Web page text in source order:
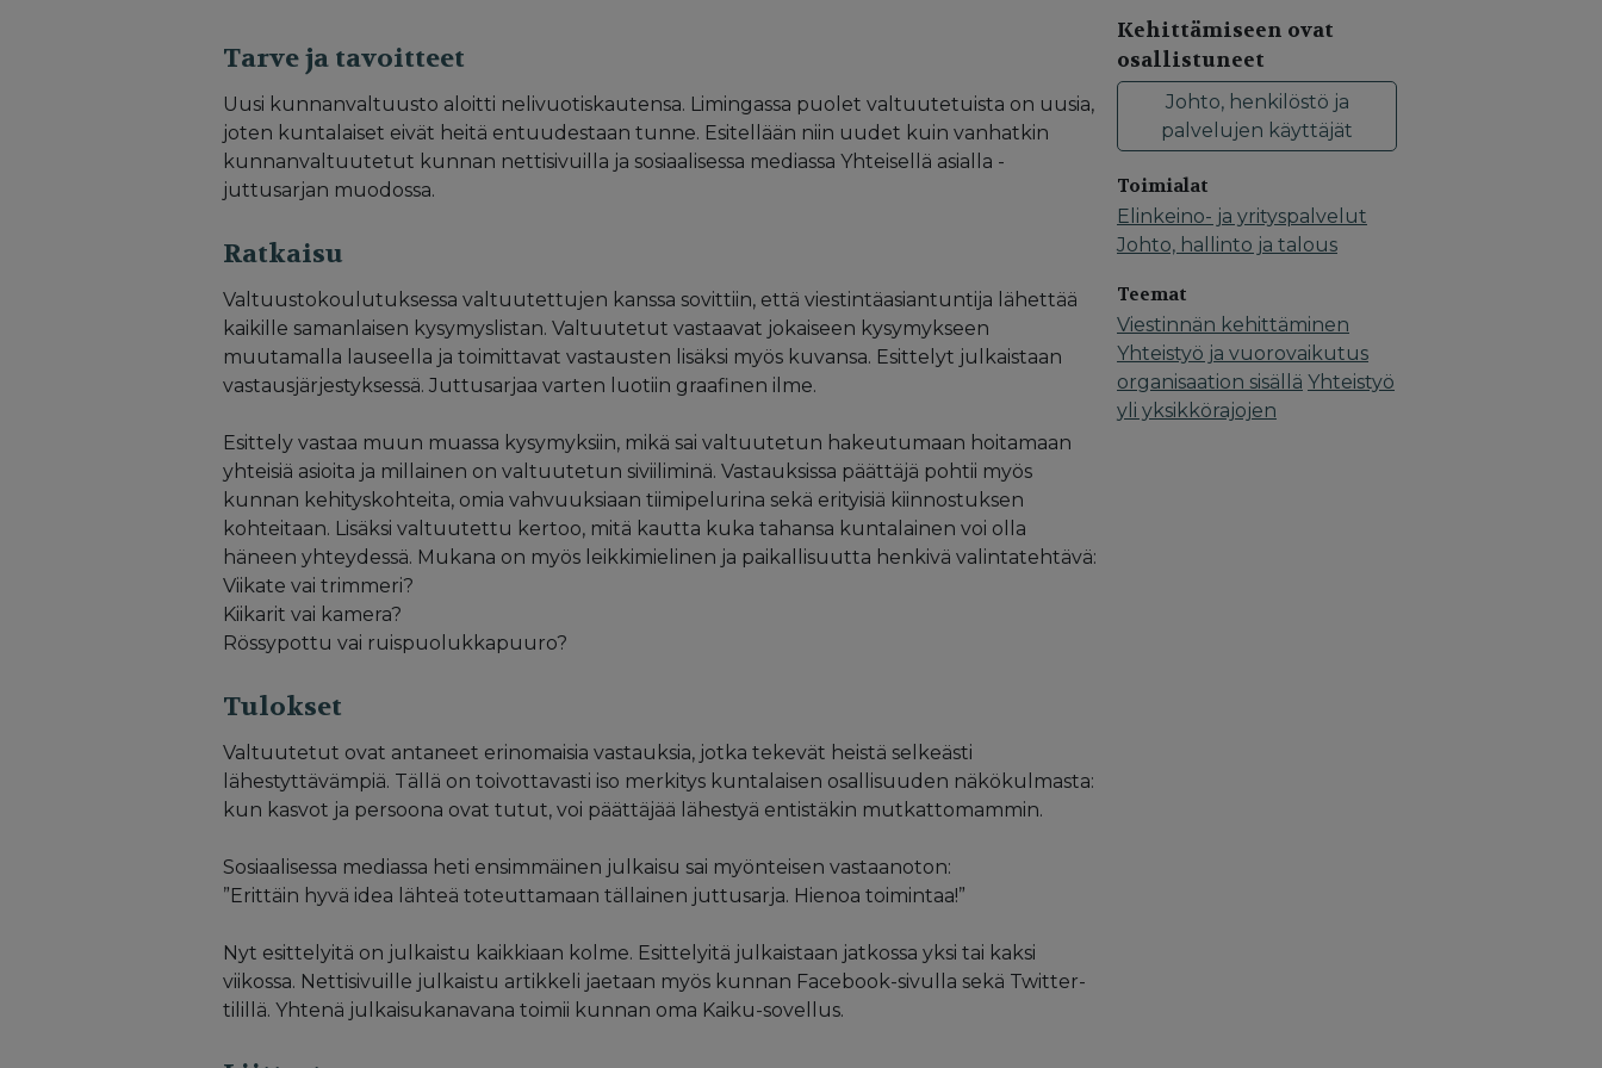
Tarve ja tavoitteet
Uusi kunnanvaltuusto aloitti nelivuotiskautensa. Limingassa puolet valtuutetuista on uusia,
joten kuntalaiset eivät heitä entuudestaan tunne. Esitellään niin uudet kuin vanhatkin
kunnanvaltuutetut kunnan nettisivuilla ja sosiaalisessa mediassa Yhteisellä asialla -
juttusarjan muodossa.
Ratkaisu
Valtuustokoulutuksessa valtuutettujen kanssa sovittiin, että viestintäasiantuntija lähettää
kaikille samanlaisen kysymyslistan. Valtuutetut vastaavat jokaiseen kysymykseen
muutamalla lauseella ja toimittavat vastausten lisäksi myös kuvansa. Esittelyt julkaistaan
vastausjärjestyksessä. Juttusarjaa varten luotiin graafinen ilme.
Esittely vastaa muun muassa kysymyksiin, mikä sai valtuutetun hakeutumaan hoitamaan
yhteisiä asioita ja millainen on valtuutetun siviiliminä. Vastauksissa päättäjä pohtii myös
kunnan kehityskohteita, omia vahvuuksiaan tiimipelurina sekä erityisiä kiinnostuksen
kohteitaan. Lisäksi valtuutettu kertoo, mitä kautta kuka tahansa kuntalainen voi olla
häneen yhteydessä. Mukana on myös leikkimielinen ja paikallisuutta henkivä valintatehtävä:
Viikate vai trimmeri?
Kiikarit vai kamera?
Rössypottu vai ruispuolukkapuuro?
Tulokset
Valtuutetut ovat antaneet erinomaisia vastauksia, jotka tekevät heistä selkeästi
lähestyttävämpiä. Tällä on toivottavasti iso merkitys kuntalaisen osallisuuden näkökulmasta:
kun kasvot ja persoona ovat tutut, voi päättäjää lähestyä entistäkin mutkattomammin.
Sosiaalisessa mediassa heti ensimmäinen julkaisu sai myönteisen vastaanoton:
”Erittäin hyvä idea lähteä toteuttamaan tällainen juttusarja. Hienoa toimintaa!”
Nyt esittelyitä on julkaistu kaikkiaan kolme. Esittelyitä julkaistaan jatkossa yksi tai kaksi
viikossa. Nettisivuille julkaistu artikkeli jaetaan myös kunnan Facebook-sivulla sekä Twitter-
tilillä. Yhtenä julkaisukanavana toimii kunnan oma Kaiku-sovellus.
Kehittämiseen ovat
osallistuneet
Johto, henkilöstö ja
palvelujen käyttäjät
Toimialat
Elinkeino- ja yrityspalvelut
Johto, hallinto ja talous
Teemat
Viestinnän kehittäminen
Yhteistyö ja vuorovaikutus
organisaation sisällä Yhteistyö
yli yksikkörajojen